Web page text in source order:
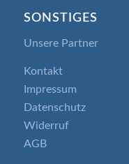
SONSTIGES
Unsere Partner
Kontakt
Impressum
Datenschutz
Widerruf
AGB